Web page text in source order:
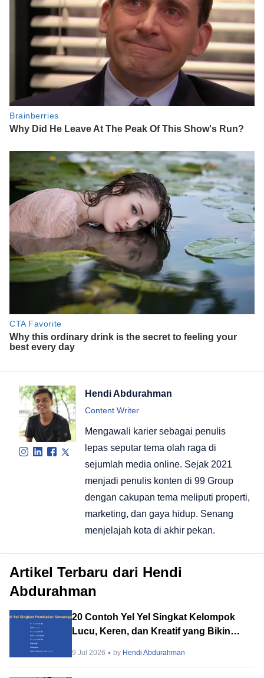
Hendi Abdurahman
Content Writer
Mengawali karier sebagai penulis
lepas seputar tema olah raga di
sejumlah media online. Sejak 2021
menjadi penulis konten di 99 Group
dengan cakupan tema meliputi properti,
marketing, dan gaya hidup. Senang
menjelajah kota di akhir pekan.
Artikel Terbaru dari Hendi
Abdurahman
20 Contoh Yel Yel Singkat Kelompok
Lucu, Keren, dan Kreatif yang Bikin
9 Jul 2026 by Hendi Abdurahman